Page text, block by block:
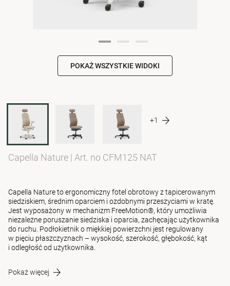
POKAŻ WSZYSTKIE WIDOKI
+1
Capella Nature | Art. no CFM125 NAT
Capella Nature to ergonomiczny fotel obrotowy z tapicerowanym
siedziskiem, średnim oparciem i ozdobnymi przeszyciami w kratę.
Jest wyposażony w mechanizm FreeMotion®, który umożliwia
niezależne poruszanie siedziska i oparcia, zachęcając użytkownika
do ruchu. Podłokietnik o miękkiej powierzchni jest regulowany
w pięciu płaszczyznach – wysokość, szerokość, głębokość, kąt
i odległość od użytkownika.
Pokaż więcej